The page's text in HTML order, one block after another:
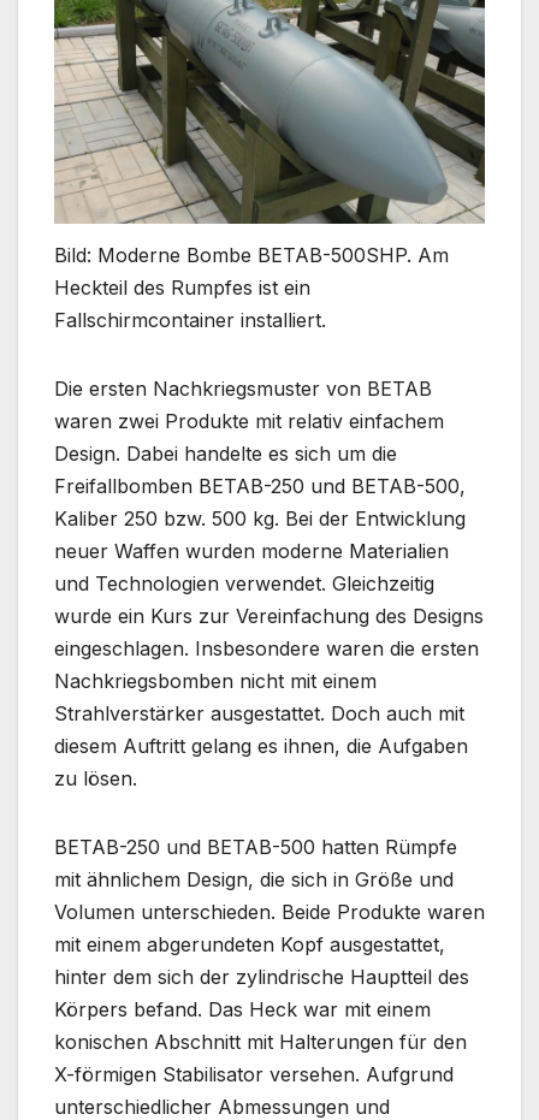
Bild: Moderne Bombe BETAB-500SHP. Am
Heckteil des Rumpfes ist ein
Fallschirmcontainer installiert.
Die ersten Nachkriegsmuster von BETAB
waren zwei Produkte mit relativ einfachem
Design. Dabei handelte es sich um die
Freifallbomben BETAB-250 und BETAB-500,
Kaliber 250 bzw. 500 kg. Bei der Entwicklung
neuer Waffen wurden moderne Materialien
und Technologien verwendet. Gleichzeitig
wurde ein Kurs zur Vereinfachung des Designs
eingeschlagen. Insbesondere waren die ersten
Nachkriegsbomben nicht mit einem
Strahlverstärker ausgestattet. Doch auch mit
diesem Auftritt gelang es ihnen, die Aufgaben
zu lösen.
BETAB-250 und BETAB-500 hatten Rümpfe
mit ähnlichem Design, die sich in Größe und
Volumen unterschieden. Beide Produkte waren
mit einem abgerundeten Kopf ausgestattet,
hinter dem sich der zylindrische Hauptteil des
Körpers befand. Das Heck war mit einem
konischen Abschnitt mit Halterungen für den
X-förmigen Stabilisator versehen. Aufgrund
unterschiedlicher Abmessungen und